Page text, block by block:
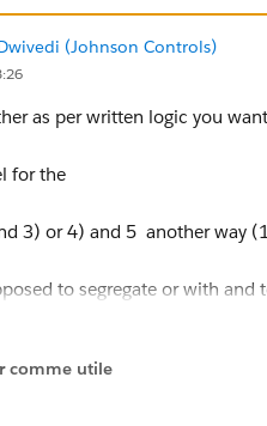
(Johnson Controls)
as per written logic you
for the
3) or 4) and 5 another way
to segregate or with and
comme utile